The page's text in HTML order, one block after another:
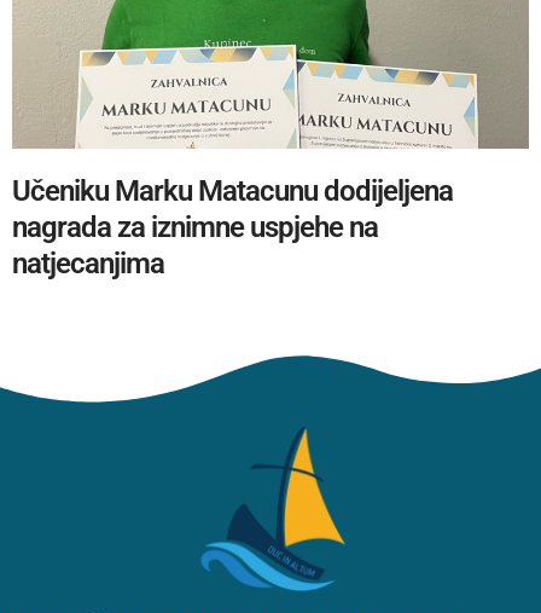
Učeniku Marku Matacunu dodijeljena
nagrada za iznimne uspjehe na
natjecanjima